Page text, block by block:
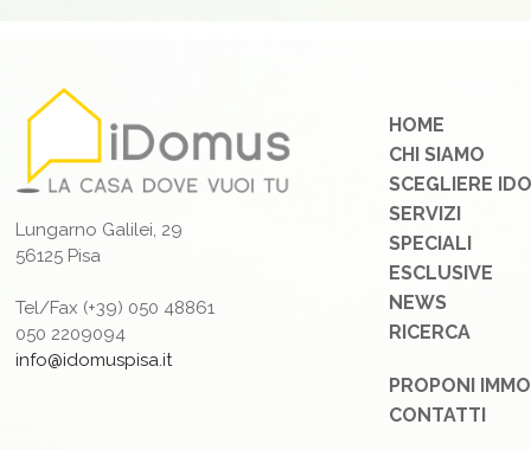
Lungarno Galilei, 29
56125 Pisa
Tel/Fax (+39) 050 48861
050 2209094
info@idomuspisa.it
HOME
CHI SIAMO
SCEGLIERE
SERVIZI
SPECIALI
ESCLUSIVE
NEWS
RICERCA
PROPONI
CONTATTI